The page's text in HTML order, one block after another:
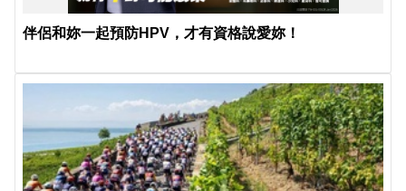
伴侶和妳一起預防HPV，才有資格說愛妳！